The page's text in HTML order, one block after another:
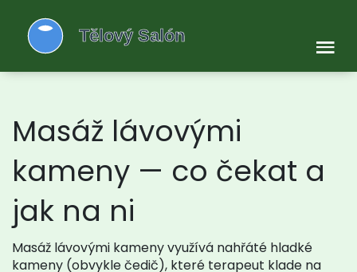
Masáž lávovými
kameny — co čekat a
jak na ni
Masáž lávovými kameny využívá nahřáté hladké
kameny (obvykle čedič), které terapeut klade na